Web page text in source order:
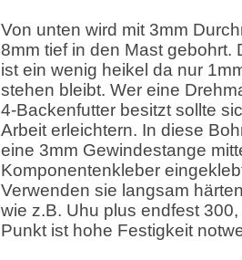
Von unten wird mit 3mm
8mm tief in den Mast gebohrt.
ist ein wenig heikel da nur
stehen bleibt. Wer eine
4-Backenfutter besitzt sollte
Arbeit erleichtern. In diese
eine 3mm Gewindestange
Komponentenkleber
Verwenden sie langsam
wie z.B. Uhu plus endfest
Punkt ist hohe Festigkeit